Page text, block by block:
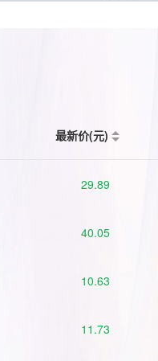
最新价(元)
29.89
40.05
10.63
11.73